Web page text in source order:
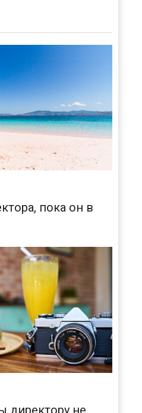
пока он в
директору не